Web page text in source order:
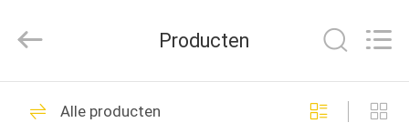
HUIS
Co.,Ltd.
32
Producten
Alle producten